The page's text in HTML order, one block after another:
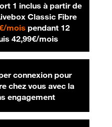
1 inclus à partir de
Classic Fibre
mois29,99 € par mois
pendant 12
42,99€/mois42,99 € par
connexion pour
chez vous avec la
engagement